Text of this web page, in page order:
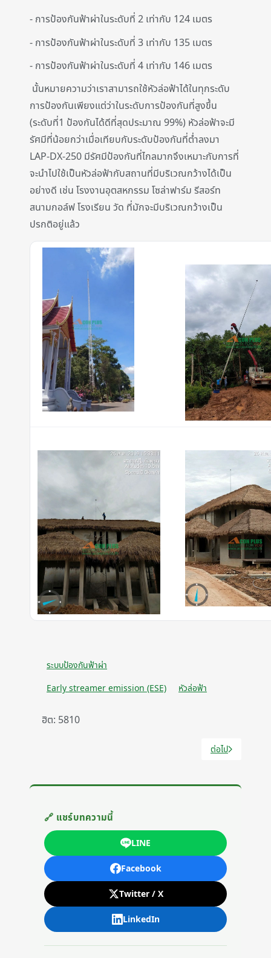
- การป้องกันฟ้าผ่าในระดับที่ 2 เท่ากับ 124 เมตร
- การป้องกันฟ้าผ่าในระดับที่ 3 เท่ากับ 135 เมตร
- การป้องกันฟ้าผ่าในระดับที่ 4 เท่ากับ 146 เมตร
นั้นหมายความว่าเราสามารถใช้หัวล่อฟ้าได้ในทุกระดับ
การป้องกันเพียงแต่ว่าในระดับการป้องกันที่สูงขึ้น
(ระดับที่1 ป้องกันได้ดีที่สุดประมาณ 99%) หัวล่อฟ้าจะมี
รัศมีที่น้อยกว่าเมื่อเทียบกับระดับป้องกันที่ต่ำลงมา
LAP-DX-250 มีรัศมีป้องกันที่ไกลมากจึงเหมาะกับการที่
จะนำไปใช้เป็นหัวล่อฟ้ากับสถานที่มีบริเวณกว้างได้เป็น
อย่างดี เช่น โรงงานอุตสหกรรม โซล่าฟาร์ม รีสอร์ท
สนามกอล์ฟ โรงเรียน วัด ที่มักจะมีบริเวณกว้างเป็น
ปรกติอยู่แล้ว
ระบบป้องกันฟ้าผ่า
Early streamer emission (ESE) หัวล่อฟ้า
ฮิต: 5810
เนื้อหาถัดไป: แน
ต่อไป
🔗 แชร์บทความนี้
LINE
Facebook
Twitter / X
LinkedIn